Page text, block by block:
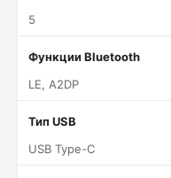
5
Функции Bluetooth
LE, A2DP
Тип USB
USB Type-C